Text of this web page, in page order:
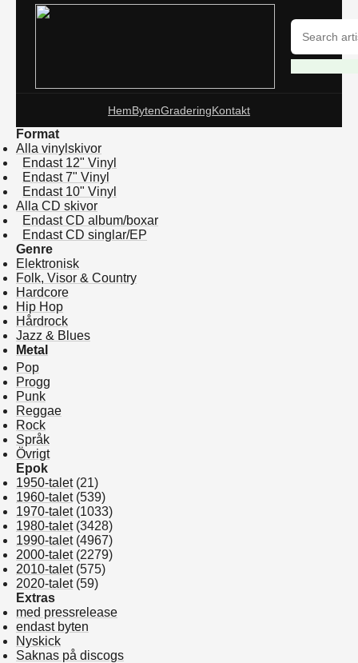
HemBytenGraderingKontakt
Format
Alla vinylskivor
Endast 12" Vinyl
Endast 7" Vinyl
Endast 10" Vinyl
Alla CD skivor
Endast CD album/boxar
Endast CD singlar/EP
Genre
Elektronisk
Folk, Visor & Country
Hardcore
Hip Hop
Hårdrock
Jazz & Blues
Metal
Pop
Progg
Punk
Reggae
Rock
Språk
Övrigt
Epok
1950-talet(21)
1960-talet(539)
1970-talet(1033)
1980-talet(3428)
1990-talet(4967)
2000-talet(2279)
2010-talet(575)
2020-talet(59)
Extras
med pressrelease
endast byten
Nyskick
Saknas på discogs